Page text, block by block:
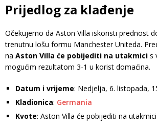
Prijedlog za klađenje
Očekujemo da Aston Villa iskoristi prednost
trenutnu lošu formu Manchester Uniteda.
na Aston Villa će pobijediti na utakmici s
mogućim rezultatom 3-1 u korist domaćina.
Datum i vrijeme: Nedjelja, 6. listopada,
Kladionica: Germania
Kvote: Aston Villa će pobijediti na